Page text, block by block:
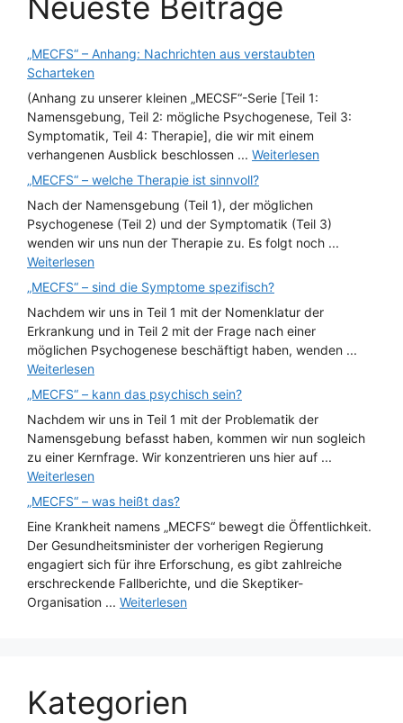
„MECFS“ – Anhang: Nachrichten aus verstaubten
Scharteken
(Anhang zu unserer kleinen „MECSF“-Serie [Teil 1:
Namensgebung, Teil 2: mögliche Psychogenese, Teil 3:
Symptomatik, Teil 4: Therapie], die wir mit einem
verhangenen Ausblick beschlossen ... Weiterlesen
„MECFS“ – welche Therapie ist sinnvoll?
Nach der Namensgebung (Teil 1), der möglichen
Psychogenese (Teil 2) und der Symptomatik (Teil 3)
wenden wir uns nun der Therapie zu. Es folgt noch ...
Weiterlesen
„MECFS“ – sind die Symptome spezifisch?
Nachdem wir uns in Teil 1 mit der Nomenklatur der
Erkrankung und in Teil 2 mit der Frage nach einer
möglichen Psychogenese beschäftigt haben, wenden ...
Weiterlesen
„MECFS“ – kann das psychisch sein?
Nachdem wir uns in Teil 1 mit der Problematik der
Namensgebung befasst haben, kommen wir nun sogleich
zu einer Kernfrage. Wir konzentrieren uns hier auf ...
Weiterlesen
„MECFS“ – was heißt das?
Eine Krankheit namens „MECFS“ bewegt die Öffentlichkeit.
Der Gesundheitsminister der vorherigen Regierung
engagiert sich für ihre Erforschung, es gibt zahlreiche
erschreckende Fallberichte, und die Skeptiker-
Organisation ... Weiterlesen
Kategorien